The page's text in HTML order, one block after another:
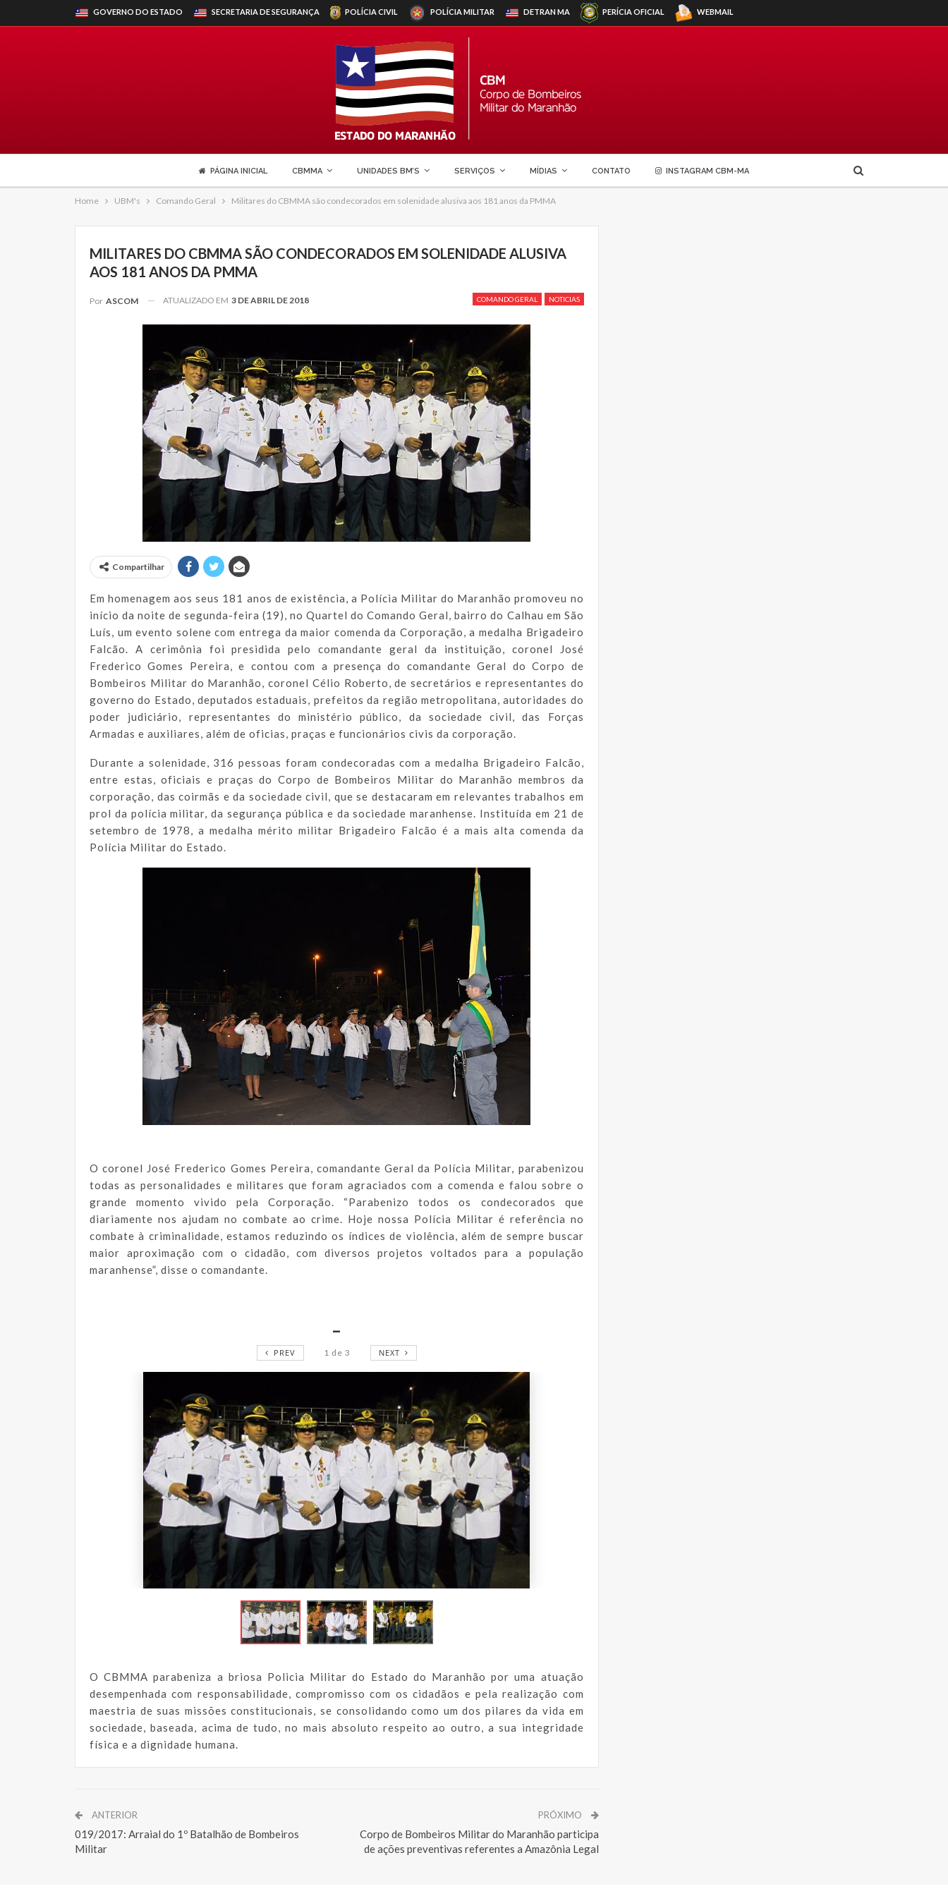
GOVERNO DO ESTADO SECRETARIA DE SEGURANÇA POLÍCIA CIVIL POLÍCIA MILITAR DETRANMA PERÍCIA OFICIAL WEBMAIL
PÁGINA INICIAL CBMMA UNIDADES BM’S SERVIÇOS MÍDIAS CONTATO INSTAGRAM CBM-MA
Home UBM's Comando Geral Militares do CBMMA são condecorados em solenidade alusiva aos 181 anos da PMMA
MILITARES DO CBMMA SÃO CONDECORADOS EM SOLENIDADE ALUSIVA
AOS 181 ANOS DA PMMA
COMANDO GERAL NOTICIAS
Por ASCOM ATUALIZADO EM 3 DE ABRIL DE 2018
Compartilhar
Em homenagem aos seus 181 anos de existência, a Polícia Militar do Maranhão promoveu no
início da noite de segunda-feira (19), no Quartel do Comando Geral, bairro do Calhau em São
Luís, um evento solene com entrega da maior comenda da Corporação, a medalha Brigadeiro
Falcão. A cerimônia foi presidida pelo comandante geral da instituição, coronel José
Frederico Gomes Pereira, e contou com a presença do comandante Geral do Corpo de
Bombeiros Militar do Maranhão, coronel Célio Roberto, de secretários e representantes do
governo do Estado, deputados estaduais, prefeitos da região metropolitana, autoridades do
poder judiciário, representantes do ministério público, da sociedade civil, das Forças
Armadas e auxiliares, além de oficias, praças e funcionários civis da corporação.
Durante a solenidade, 316 pessoas foram condecoradas com a medalha Brigadeiro Falcão,
entre estas, oficiais e praças do Corpo de Bombeiros Militar do Maranhão membros da
corporação, das coirmãs e da sociedade civil, que se destacaram em relevantes trabalhos em
prol da polícia militar, da segurança pública e da sociedade maranhense. Instituída em 21 de
setembro de 1978, a medalha mérito militar Brigadeiro Falcão é a mais alta comenda da
Polícia Militar do Estado.
O coronel José Frederico Gomes Pereira, comandante Geral da Polícia Militar, parabenizou
todas as personalidades e militares que foram agraciados com a comenda e falou sobre o
grande momento vivido pela Corporação. “Parabenizo todos os condecorados que
diariamente nos ajudam no combate ao crime. Hoje nossa Polícia Militar é referência no
combate à criminalidade, estamos reduzindo os índices de violência, além de sempre buscar
maior aproximação com o cidadão, com diversos projetos voltados para a população
maranhense”, disse o comandante.
PREV 1 de 3 NEXT
O CBMMA parabeniza a briosa Policia Militar do Estado do Maranhão por uma atuação
desempenhada com responsabilidade, compromisso com os cidadãos e pela realização com
maestria de suas missões constitucionais, se consolidando como um dos pilares da vida em
sociedade, baseada, acima de tudo, no mais absoluto respeito ao outro, a sua integridade
física e a dignidade humana.
ANTERIOR
019/2017: Arraial do 1º Batalhão de Bombeiros
Militar
PRÓXIMO
Corpo de Bombeiros Militar do Maranhão participa
de ações preventivas referentes a Amazônia Legal